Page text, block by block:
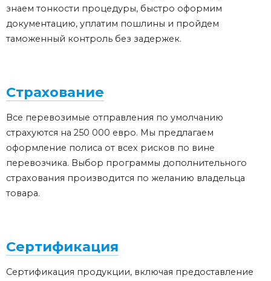
знаем тонкости процедуры, быстро оформим
документацию, уплатим пошлины и пройдем
таможенный контроль без задержек.
Страхование
Все перевозимые отправления по умолчанию
страхуются на 250 000 евро. Мы предлагаем
оформление полиса от всех рисков по вине
перевозчика. Выбор программы дополнительного
страхования производится по желанию владельца
товара.
Сертификация
Сертификация продукции, включая предоставление